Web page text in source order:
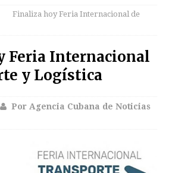
Finaliza hoy Feria Internacional de
Feria Internacional
y Logística
Por Agencia Cubana de Noticias